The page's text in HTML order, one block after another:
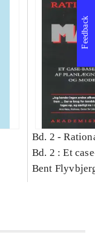
Bd. 2 -
Bd. 2 : Et
studie af
Bent
Feedback